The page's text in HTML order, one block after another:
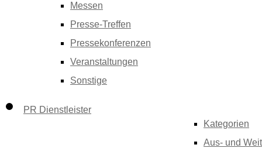
Messen
Presse-Treffen
Pressekonferenzen
Veranstaltungen
Sonstige
PR Dienstleister
Kategorien
Aus- und